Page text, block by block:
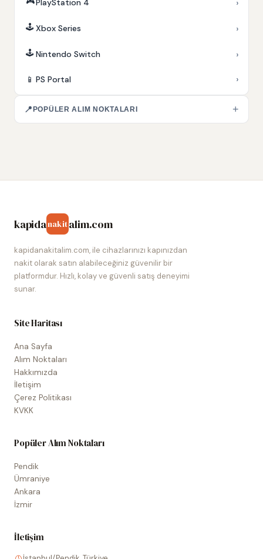
PlayStation 4 ›
🕹️ Xbox Series ›
🕹️ Nintendo Switch ›
📱 PS Portal ›
📍 POPÜLER ALIM NOKTALARI +
kapidanakitalim.com
kapidanakitalim.com, ile cihazlarınızı kapınızdan
nakit olarak satın alabileceğiniz güvenilir bir
platformdur. Hızlı, kolay ve güvenli satış deneyimi
sunar.
Site Haritası
Ana Sayfa
Alım Noktaları
Hakkımızda
İletişim
Çerez Politikası
KVKK
Popüler Alım Noktaları
Pendik
Ümraniye
Ankara
İzmir
İletişim